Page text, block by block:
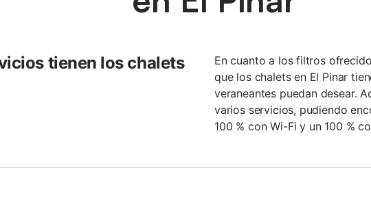
tienen los chalets
En cuanto a los filtros
que los chalets en El Pinar
veraneantes puedan desear.
varios servicios, pudiendo
100 % con Wi-Fi y un 100 %